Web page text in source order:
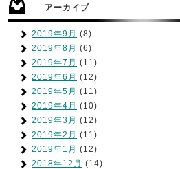
アーカイブ
2019年9月 (8)
2019年8月 (6)
2019年7月 (11)
2019年6月 (12)
2019年5月 (11)
2019年4月 (10)
2019年3月 (12)
2019年2月 (11)
2019年1月 (12)
2018年12月 (14)